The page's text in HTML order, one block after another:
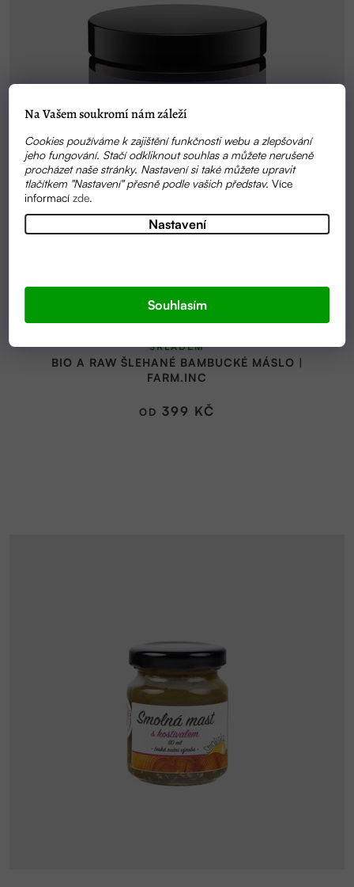
Na Vašem soukromí nám záleží
Cookies používáme k zajištění funkčnosti webu a zlepšování
jeho fungování. Stačí odkliknout souhlas a můžete nerušeně
procházet naše stránky. Nastavení si také můžete upravit
tlačítkem "Nastavení" přesně podle vašich představ.Více
informacízde.
Nastavení
Souhlasím
BIO A RAW ŠLEHANÉ BAMBUCKÉ MÁSLO |
FARM.INC
hodnocení
produktu
SKLADEM
OD 399 KČ